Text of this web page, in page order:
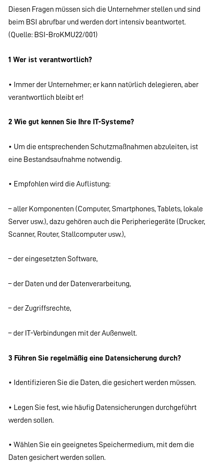
Diesen Fragen müssen sich die Unternehmer stellen und sind
beim BSI abrufbar und werden dort intensiv beantwortet.
(Quelle: BSI-BroKMU22/001)
1 Wer ist verantwortlich?
• Immer der Unternehmer; er kann natürlich delegieren, aber
verantwortlich bleibt er!
2 Wie gut kennen Sie Ihre IT-Systeme?
• Um die entsprechenden Schutzmaßnahmen abzuleiten, ist
eine Bestandsaufnahme notwendig.
• Empfohlen wird die Auflistung:
– aller Komponenten (Computer, Smartphones, Tablets, lokale
Server usw.), dazu gehören auch die Peripheriegeräte (Drucker,
Scanner, Router, Stallcomputer usw.),
– der eingesetzten Software,
– der Daten und der Datenverarbeitung,
– der Zugriffsrechte,
– der IT-Verbindungen mit der Außenwelt.
3 Führen Sie regelmäßig eine Datensicherung durch?
• Identifizieren Sie die Daten, die gesichert werden müssen.
• Legen Sie fest, wie häufig Datensicherungen durchgeführt
werden sollen.
• Wählen Sie ein geeignetes Speichermedium, mit dem die
Daten gesichert werden sollen.